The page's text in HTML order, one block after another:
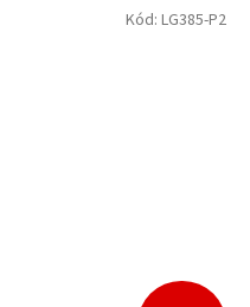
Kód: LG385-P2